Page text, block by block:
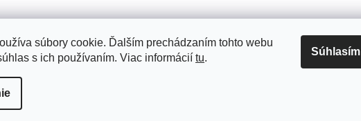
súbory cookie. Ďalším prechádzaním tohto webu
s ich používaním. Viac informácií tu.
Súhlasím
d
a
c
i
o
a
n
Podmienky ochrany osobných údajov Odstúpiť od zmluvy tu
vyhradené.